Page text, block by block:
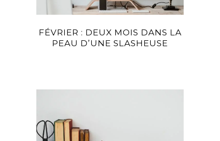
FÉVRIER : DEUX MOIS DANS LA
PEAU D’UNE SLASHEUSE